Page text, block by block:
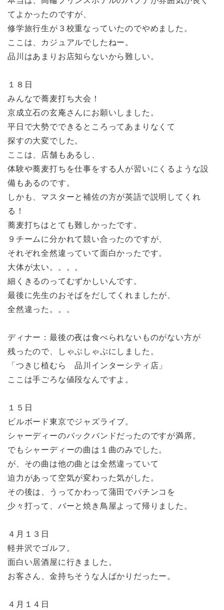
てよかったのですが、
修学旅行生が３校重なっていたのでやめました。
ここは、カジュアルでしたねー。
品川はあまりお店知らないから難しい。
１８日
みんなで蕎麦打ち大会！
京成立石の玄庵さんにお願いしました。
平日で大勢でできるところってあまりなくて
探すの大変でした。
ここは、店舗もあるし、
体験や蕎麦打ちを仕事をする人が習いにくるような設
備もあるのです。
しかも、マスターと補佐の方が英語で説明してくれ
る！
蕎麦打ちはとても難しかったです。
９チームに分かれて競い合ったのですが、
それぞれ全然違っていて面白かったです。
大体が太い。。。。
細くきるのってむずかしいんです。
最後に先生のおそばをだしてくれましたが、
全然違った。。。
ディナー：最後の夜は食べられないものがない方が
残ったので、しゃぶしゃぶにしました。
「つきじ植むら 品川インターシティ店」
ここは手ごろな値段なんですよ。
１５日
ビルボード東京でジャズライブ。
シャーディーのバックバンドだったのですが満席。
でもシャーディーの曲は１曲のみでした。
が、その曲は他の曲とは全然違っていて
迫力があって空気が変わった気がした。
その後は、うってかわって蒲田でパチンコを
少々打って、バーと焼き鳥屋よって帰りました。
４月１３日
軽井沢でゴルフ。
面白い居酒屋に行きました。
お客さん、金持ちそうな人ばかりだったー。
４月１４日